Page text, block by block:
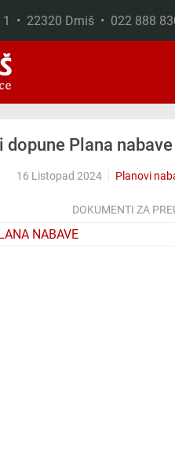
• 22320 Drniš • 022 888
dopune Plana
16 Listopad 2024 Planovi
DOKUMENTI ZA
NABAVE